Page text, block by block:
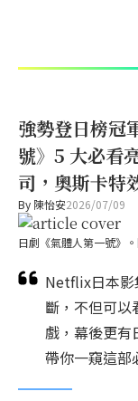
強勢登日榜冠
號》5 大必看
司，奧斯卡特
By 陳怡安2026/07/09
日劇《氣體人第一號》
Netflix日本影
斷，不但可以
戲，幕後更有
帶你一窺這部